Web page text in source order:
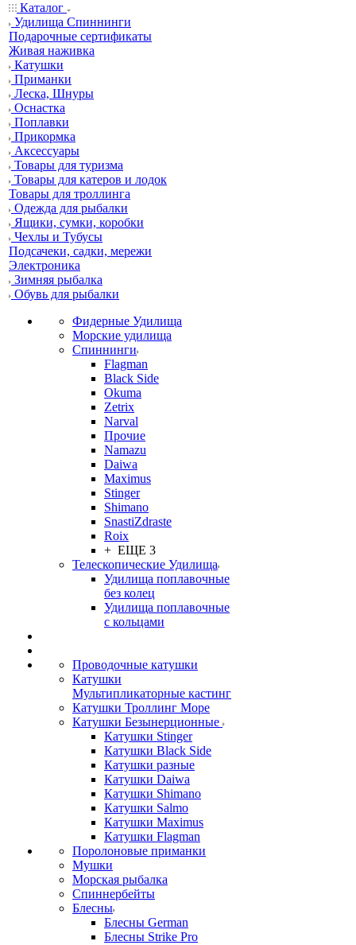
Каталог
Удилища Спиннинги
Подарочные сертификаты
Живая наживка
Катушки
Приманки
Леска, Шнуры
Оснастка
Поплавки
Прикормка
Аксессуары
Товары для туризма
Товары для катеров и лодок
Товары для троллинга
Одежда для рыбалки
Ящики, сумки, коробки
Чехлы и Тубусы
Подсачеки, садки, мережи
Электроника
Зимняя рыбалка
Обувь для рыбалки
Фидерные Удилища
Морские удилища
Спиннинги
Flagman
Black Side
Okuma
Zetrix
Narval
Прочие
Namazu
Daiwa
Maximus
Stinger
Shimano
SnastiZdraste
Roix
+ ЕЩЕ 3
Телескопические Удилища
Удилища поплавочные
без колец
Удилища поплавочные
с кольцами
Проводочные катушки
Катушки
Мультипликаторные кастинг
Катушки Троллинг Море
Катушки Безынерционные
Катушки Stinger
Катушки Black Side
Катушки разные
Катушки Daiwa
Катушки Shimano
Катушки Salmo
Катушки Maximus
Катушки Flagman
Поролоновые приманки
Мушки
Морская рыбалка
Спиннербейты
Блесны
Блесны German
Блесны Strike Pro